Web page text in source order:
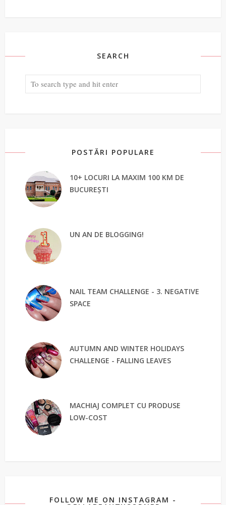
SEARCH
POSTĂRI POPULARE
10+ LOCURI LA MAXIM 100 KM DE
BUCUREȘTI
UN AN DE BLOGGING!
NAIL TEAM CHALLENGE - 3. NEGATIVE
SPACE
AUTUMN AND WINTER HOLIDAYS
CHALLENGE - FALLING LEAVES
MACHIAJ COMPLET CU PRODUSE
LOW-COST
FOLLOW ME ON INSTAGRAM -